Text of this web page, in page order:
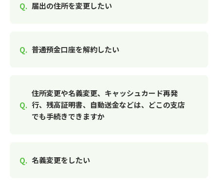
届出の住所を変更したい
普通預金口座を解約したい
住所変更や名義変更、キャッシュカード再発
行、残高証明書、自動送金などは、どこの支店
でも手続きできますか
名義変更をしたい